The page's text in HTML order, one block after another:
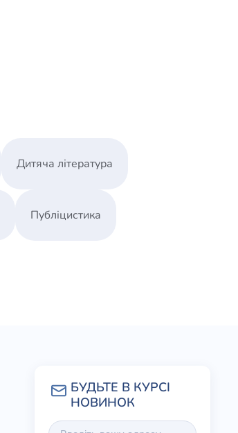
Дитяча література
Публіцистика